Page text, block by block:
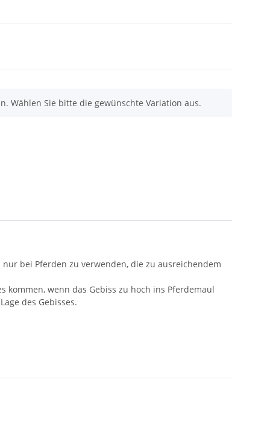
Wählen Sie bitte die gewünschte Variation aus.
bei Pferden zu verwenden, die zu ausreichendem
wenn das Gebiss zu hoch ins Pferdemaul
des Gebisses.